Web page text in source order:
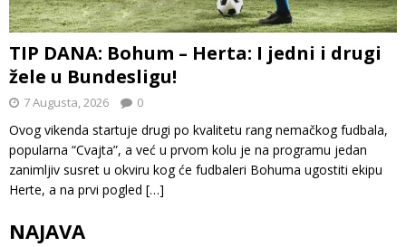
TIP DANA: Bohum – Herta: I jedni i drugi
žele u Bundesligu!
7 Augusta, 2026 0
Ovog vikenda startuje drugi po kvalitetu rang nemačkog fudbala,
popularna “Cvajta”, a već u prvom kolu je na programu jedan
zanimljiv susret u okviru kog će fudbaleri Bohuma ugostiti ekipu
Herte, a na prvi pogled […]
NAJAVA